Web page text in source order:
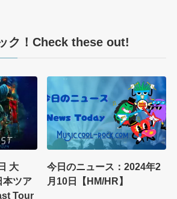
ク！Check these out!
大
本ツア
Tour
今日のニュース：2024年2
月10日【HM/HR】